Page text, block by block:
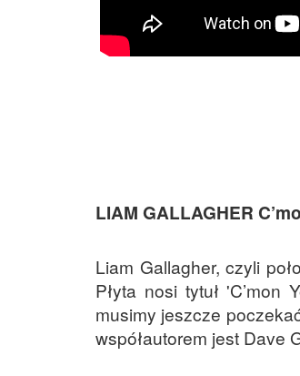
LIAM GALLAGHER
Liam Gallagher, czyli
Płyta nosi tytuł
musimy jeszcze
współautorem jest Dave